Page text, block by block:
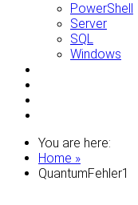
PowerShell
Server
SQL
Windows
You are here:
Home »
QuantumFehler1